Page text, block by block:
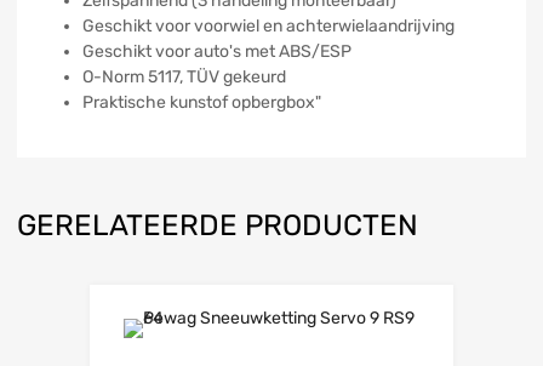
Geschikt voor voorwiel en achterwielaandrijving
Geschikt voor auto's met ABS/ESP
O-Norm 5117, TÜV gekeurd
Praktische kunstof opbergbox"
GERELATEERDE PRODUCTEN